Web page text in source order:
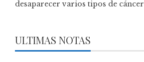
desaparecer varios tipos de cáncer
ULTIMAS NOTAS